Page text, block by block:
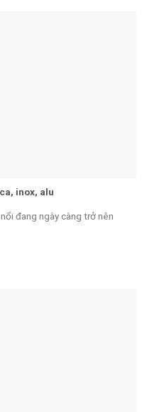
inox, alu
đang ngày càng trở nên